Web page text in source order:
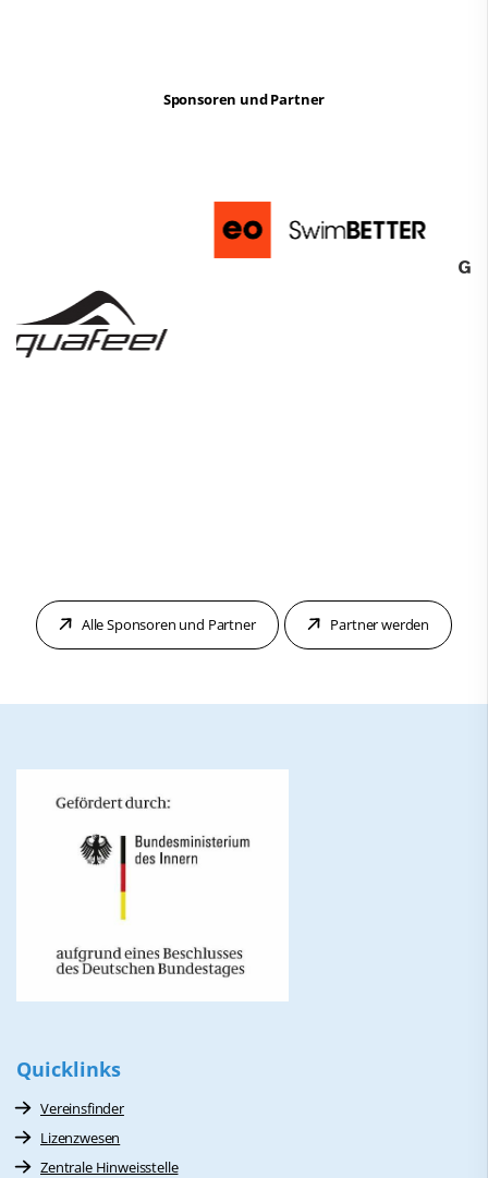
Sponsoren und Partner
Alle Sponsoren und Partner Partner werden
Quicklinks
Vereinsfinder
Lizenzwesen
Zentrale Hinweisstelle